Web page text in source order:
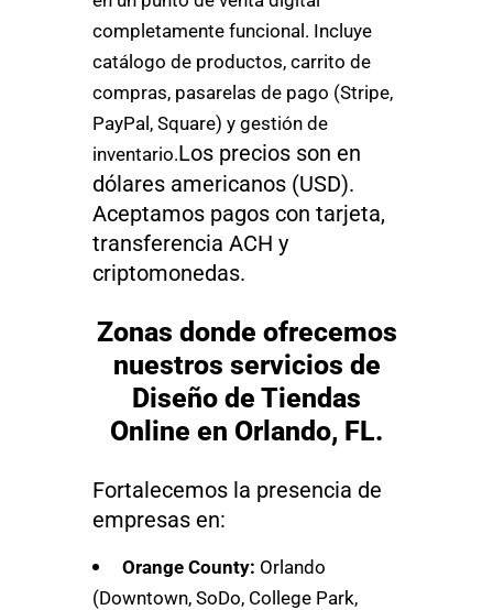
completamente funcional. Incluye
catálogo de productos, carrito de
compras, pasarelas de pago (Stripe,
PayPal, Square) y gestión de
inventario.Los precios son en
dólares americanos (USD).
Aceptamos pagos con tarjeta,
transferencia ACH y
criptomonedas.
Zonas donde ofrecemos
nuestros servicios de
Diseño de Tiendas
Online en Orlando, FL.
Fortalecemos la presencia de
empresas en:
Orange County: Orlando
(Downtown, SoDo, College Park,